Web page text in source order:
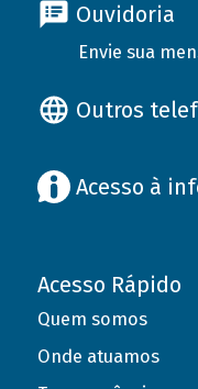
Ouvidoria
Envie sua
Outros
Acesso à
Acesso Rápido
Quem somos
Onde atuamos